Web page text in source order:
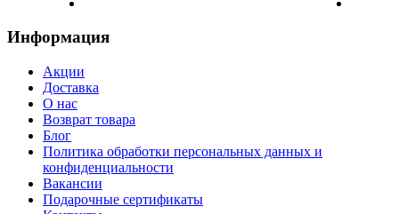
Информация
Акции
Доставка
О нас
Возврат товара
Блог
Политика обработки персональных данных и
конфиденциальности
Вакансии
Подарочные сертификаты